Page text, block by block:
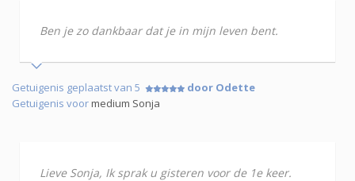
Ben je zo dankbaar dat je in mijn leven bent.
Getuigenis geplaatst van 5
door Odette
Getuigenis voormedium Sonja
Lieve Sonja, Ik sprak u gisteren voor de 1e keer.